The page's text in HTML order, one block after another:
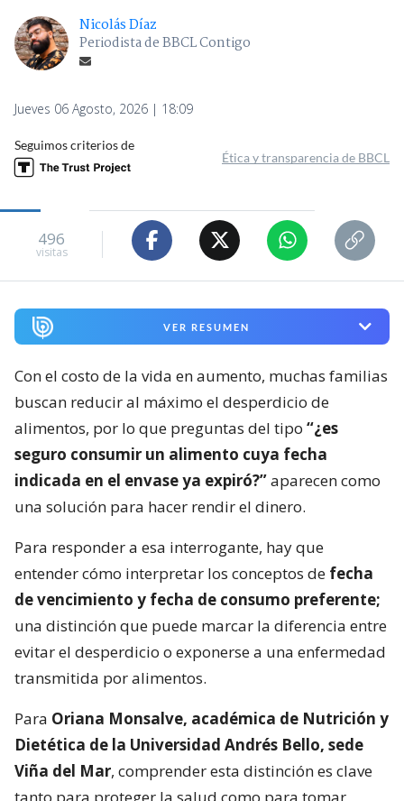
Nicolás Díaz
Periodista de BBCL Contigo
Jueves 06 Agosto, 2026 | 18:09
Seguimos criterios de
Ética y transparencia de BBCL
496
visitas
VER RESUMEN
Con el costo de la vida en aumento, muchas familias
buscan reducir al máximo el desperdicio de
alimentos, por lo que preguntas del tipo “¿es
seguro consumir un alimento cuya fecha
indicada en el envase ya expiró?”aparecen como
una solución para hacer rendir el dinero.
Para responder a esa interrogante, hay que
entender cómo interpretar los conceptos de fecha
de vencimiento y fecha de consumo preferente;
una distinción que puede marcar la diferencia entre
evitar el desperdicio o exponerse a una enfermedad
transmitida por alimentos.
Para Oriana Monsalve, académica de Nutrición y
Dietética de la Universidad Andrés Bello, sede
Viña del Mar, comprender esta distinción es clave